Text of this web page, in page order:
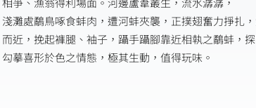
淺灘處鷸鳥啄食蚌肉，遭河蚌夾襲，正撲翅奮力掙扎
而近，挽起褲腿、袖子，躡手躡腳靠近相執之鷸蚌，
勾摹喜形於色之情態，極其生動，值得玩味。